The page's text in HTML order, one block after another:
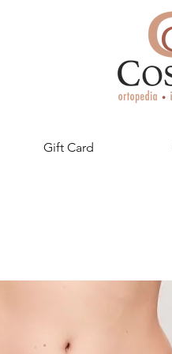
Gift Card